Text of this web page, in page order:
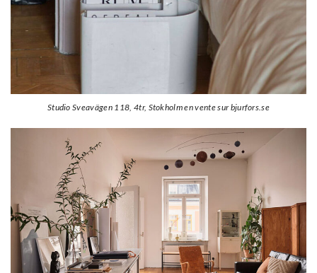
Studio Sveavägen 118, 4tr, Stokholm en vente sur bjurfors.se